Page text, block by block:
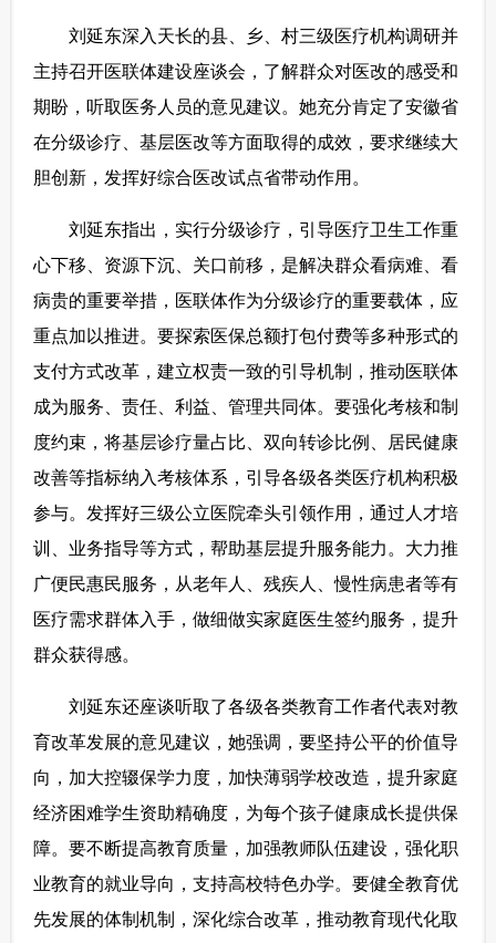
新华电视中文 新华电视英文 返回PC
刘延东深入天长的县、乡、村三级医疗机构调研并
主持召开医联体建设座谈会，了解群众对医改的感受和
期盼，听取医务人员的意见建议。她充分肯定了安徽省
在分级诊疗、基层医改等方面取得的成效，要求继续大
胆创新，发挥好综合医改试点省带动作用。
刘延东指出，实行分级诊疗，引导医疗卫生工作重
心下移、资源下沉、关口前移，是解决群众看病难、看
病贵的重要举措，医联体作为分级诊疗的重要载体，应
重点加以推进。要探索医保总额打包付费等多种形式的
支付方式改革，建立权责一致的引导机制，推动医联体
成为服务、责任、利益、管理共同体。要强化考核和制
度约束，将基层诊疗量占比、双向转诊比例、居民健康
改善等指标纳入考核体系，引导各级各类医疗机构积极
参与。发挥好三级公立医院牵头引领作用，通过人才培
训、业务指导等方式，帮助基层提升服务能力。大力推
广便民惠民服务，从老年人、残疾人、慢性病患者等有
医疗需求群体入手，做细做实家庭医生签约服务，提升
群众获得感。
刘延东还座谈听取了各级各类教育工作者代表对教
育改革发展的意见建议，她强调，要坚持公平的价值导
向，加大控辍保学力度，加快薄弱学校改造，提升家庭
经济困难学生资助精确度，为每个孩子健康成长提供保
障。要不断提高教育质量，加强教师队伍建设，强化职
业教育的就业导向，支持高校特色办学。要健全教育优
先发展的体制机制，深化综合改革，推动教育现代化取